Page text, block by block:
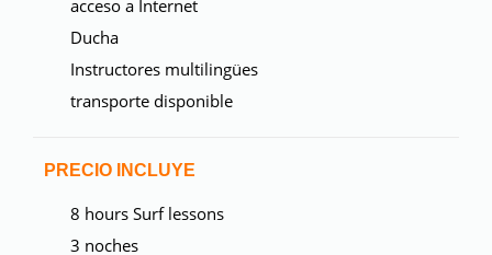
acceso a Internet
Ducha
Instructores multilingües
transporte disponible
PRECIO INCLUYE
8 hours Surf lessons
3 noches